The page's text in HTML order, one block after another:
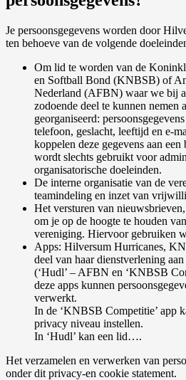
Je persoonsgegevens worden door
ten behoeve van de volgende
Om lid te worden van de
en Softball Bond (KNBSB) of
Nederland (AFBN) waar we bij
zodoende deel te kunnen nemen
georganiseerd:
telefoon, geslacht, leeftijd en e-
koppelen deze gegevens aan
wordt slechts gebruikt voor
organisatorische doeleinden.
De interne organisatie van de
teamindeling en inzet van
Het versturen van
om je op de hoogte te houden
vereniging. Hiervoor gebruiken
Apps: Hilversum Hurricanes,
deel van haar dienstverlening
(‘Hudl’ – AFBN en ‘KNBSB
deze apps kunnen
verwerkt.
In de ‘KNBSB Competitie’ app
privacy niveau instellen.
In ‘Hudl’ kan een lid….
Het verzamelen en verwerken van
onder dit privacy-en cookie statement.